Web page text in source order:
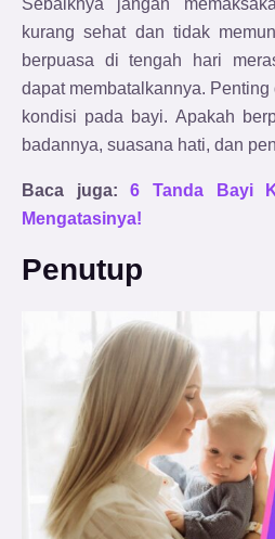
kurang sehat dan tidak
berpuasa di tengah hari
dapat membatalkannya.
kondisi pada bayi. Apakah
badannya, suasana hati, dan
Baca juga:6 Tanda Bayi
Mengatasinya!
Penutup